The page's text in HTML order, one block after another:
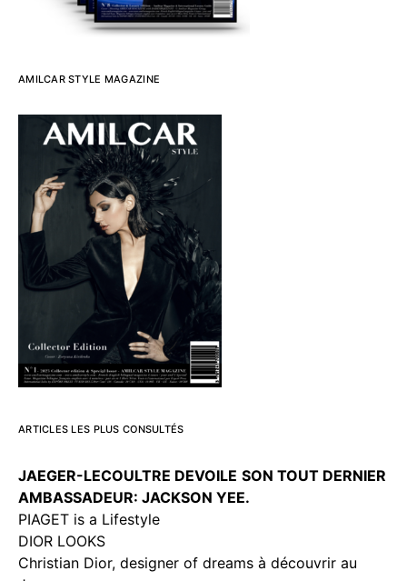
AMILCAR STYLE MAGAZINE
ARTICLES LES PLUS CONSULTÉS
JAEGER-LECOULTRE DEVOILE SON TOUT DERNIER
AMBASSADEUR: JACKSON YEE.
PIAGET is a Lifestyle
DIOR LOOKS
Christian Dior, designer of dreams à découvrir au